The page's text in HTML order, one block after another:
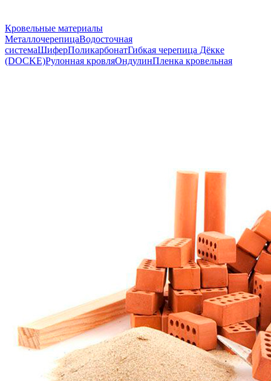
Кровельные материалы
МеталлочерепицаВодосточная
системаШиферПоликарбонатГибкая черепица Дёкке
(DOCKE)Рулонная кровляОндулинПленка кровельная